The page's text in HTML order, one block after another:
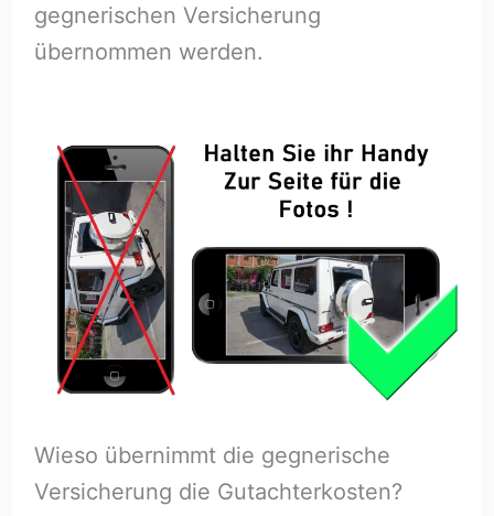
gegnerischen Versicherung
übernommen werden.
Wieso übernimmt die gegnerische
Versicherung die Gutachterkosten?